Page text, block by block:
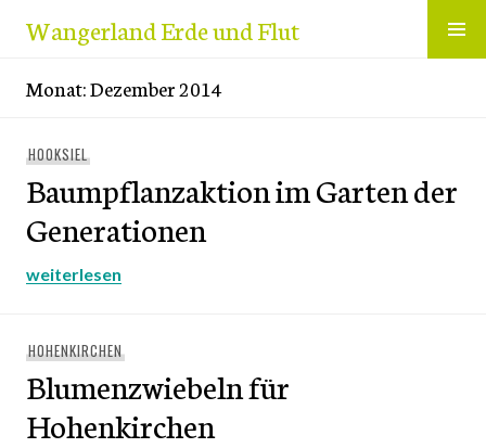
InhaltWangerland Erde und Flut
Monat:Dezember 2014
HOOKSIEL
Baumpflanzaktion im Garten der
Generationen
Baumpflanzaktion im Garten der Generationen
weiterlesen
HOHENKIRCHEN
Blumenzwiebeln für
Hohenkirchen